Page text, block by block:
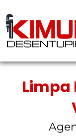
Limpa